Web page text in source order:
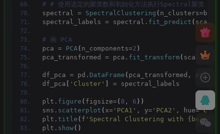
# # 使用选定的聚类数和初始化方法执行Spectral聚类
spectral = SpectralClustering (
spectral_labels = spectral. fit_predict (
# 画 PCA
pca = PCA( n_components=2 )
pca_transformed = pca. fit_transform (
df_pca = pd. DataFrame ( pca_transformed,
df_pca
'Cluster' = spectral_labels
plt. figure ( figsize=( 8 , 6 ))
sns. scatterplot ( x= 'PCA1' , y= 'PCA2' , hue=
plt. title ( f 'Spectral Clustering with {best_k}
plt. show()